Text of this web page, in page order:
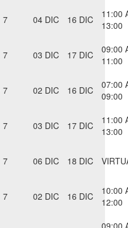
7 04 DIC 16 DIC
11:00
13:00
7 03 DIC 17 DIC
09:00
11:00
7 02 DIC 16 DIC
07:00
09:00
7 03 DIC 17 DIC
11:00
13:00
7 06 DIC 18 DIC
7 02 DIC 16 DIC
10:00
12:00